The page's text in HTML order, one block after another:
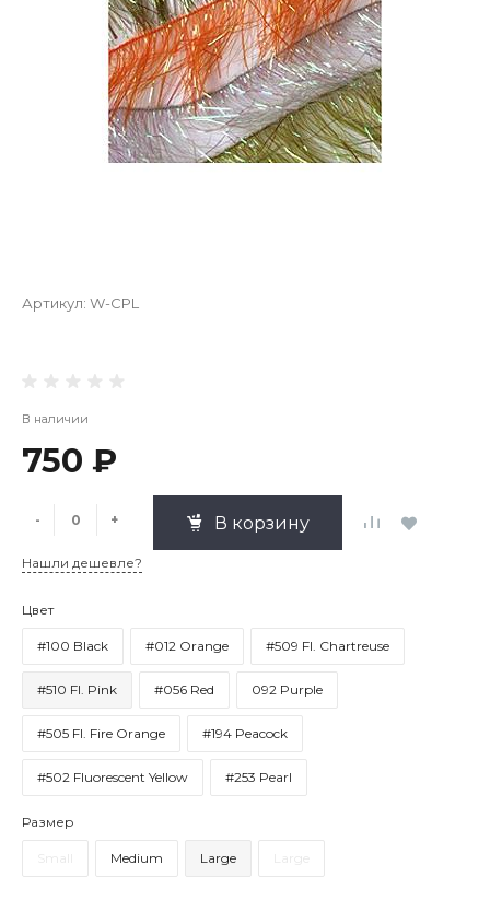
Артикул: W-CPL
В наличии
750 ₽
- + В корзину
Нашли дешевле?
Цвет
#100 Black #012 Orange #509 Fl. Chartreuse
#510 Fl. Pink #056 Red 092 Purple
#505 Fl. Fire Orange #194 Peacock
#502 Fluorescent Yellow #253 Pearl
Размер
Medium Large